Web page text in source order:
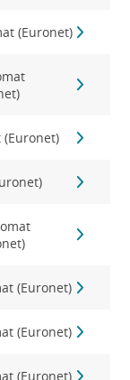
(Euronet)
(Euronet)
(Euronet)
(Euronet)
(Euronet)